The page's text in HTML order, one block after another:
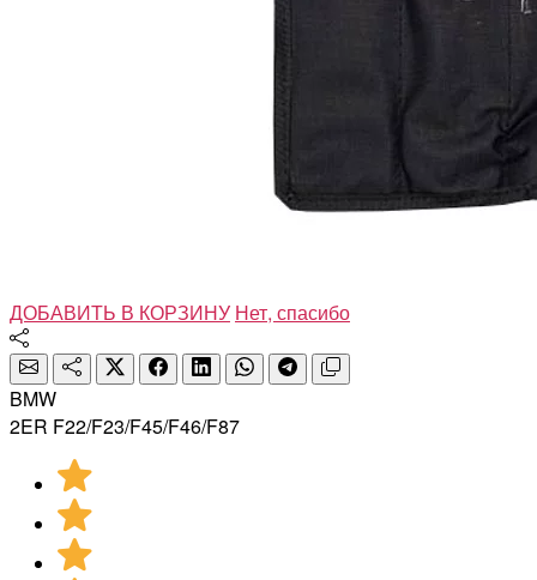
ДОБАВИТЬ В КОРЗИНУ Нет, спасибо
BMW
2ER F22/F23/F45/F46/F87